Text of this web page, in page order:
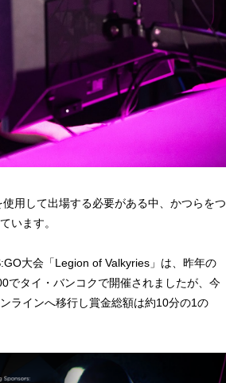
用して出場する必要がある中、かつらをつ
います。
大会「Legion of Valkyries」は、昨年の
でタイ・バンコクで開催されましたが、今
ラインへ移行し賞金総額は約10分の1の